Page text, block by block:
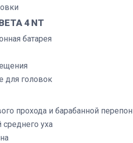
4 NT
батарея
для головок
прохода и барабанной
среднего уха